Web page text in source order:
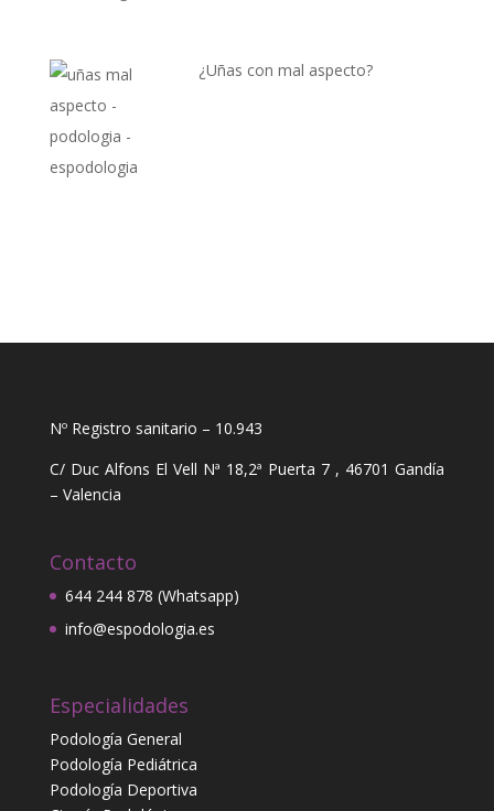
¿Uñas con mal aspecto?
Nº Registro sanitario – 10.943
C/ Duc Alfons El Vell Nª 18,2ª Puerta 7 , 46701 Gandía
– Valencia
Contacto
644 244 878 (Whatsapp)
info@espodologia.es
Especialidades
Podología General
Podología Pediátrica
Podología Deportiva